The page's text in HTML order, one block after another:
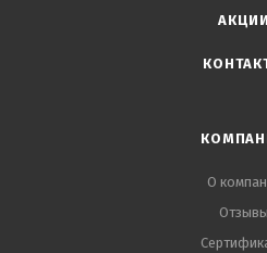
высокой адгезией к
окрашиванию после
АКЦИИ
О
Отзывы